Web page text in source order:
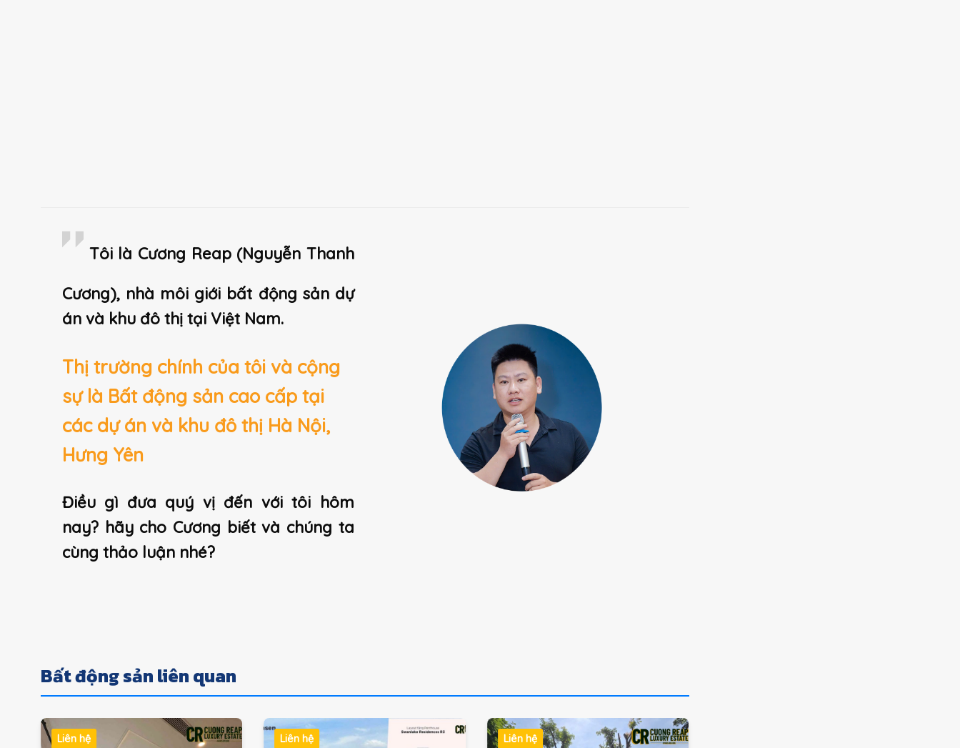
Tôi là Cương Reap (Nguyễn Thanh
Cương), nhà môi giới bất động sản dự
án và khu đô thị tại Việt Nam.
Thị trường chính của tôi và cộng
sự là Bất động sản cao cấp tại
các dự án và khu đô thị Hà Nội,
Hưng Yên
Điều gì đưa quý vị đến với tôi hôm
nay? hãy cho Cương biết và chúng ta
cùng thảo luận nhé?
Bất động sản liên quan
Liên hệ Liên hệ Liên hệ